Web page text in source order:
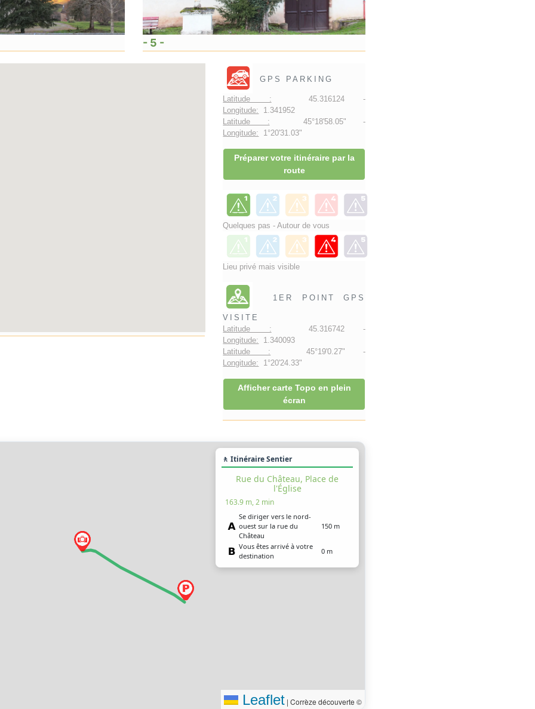
- 5 -
GPS PARKING
Latitude : 45.316124 -
Longitude: 1.341952
Latitude : 45°18'58.05" -
Longitude: 1°20'31.03"
Préparer votre itinéraire par la
route
Quelques pas - Autour de vous
Lieu privé mais visible
1ER POINT GPS
VISITE
Latitude : 45.316742 -
Longitude: 1.340093
Latitude : 45°19'0.27" -
Longitude: 1°20'24.33"
Afficher carte Topo en plein
écran
🚶 Itinéraire Sentier
Rue du Château, Place de
l'Église
163.9 m, 2 min
Se diriger vers le nord-
ouest sur la rue du
Château
150 m
Vous êtes arrivé à votre
destination
0 m
Leaflet | Corrèze découverte ©